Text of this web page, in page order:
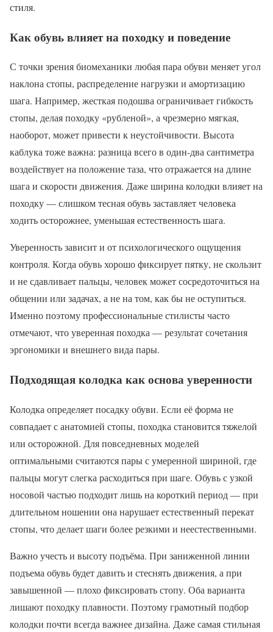
стиля.
Как обувь влияет на походку и поведение
С точки зрения биомеханики любая пара обуви меняет угол
наклона стопы, распределение нагрузки и амортизацию
шага. Например, жесткая подошва ограничивает гибкость
стопы, делая походку «рубленой», а чрезмерно мягкая,
наоборот, может привести к неустойчивости. Высота
каблука тоже важна: разница всего в один-два сантиметра
воздействует на положение таза, что отражается на длине
шага и скорости движения. Даже ширина колодки влияет на
походку — слишком тесная обувь заставляет человека
ходить осторожнее, уменьшая естественность шага.
Уверенность зависит и от психологического ощущения
контроля. Когда обувь хорошо фиксирует пятку, не скользит
и не сдавливает пальцы, человек может сосредоточиться на
общении или задачах, а не на том, как бы не оступиться.
Именно поэтому профессиональные стилисты часто
отмечают, что уверенная походка — результат сочетания
эргономики и внешнего вида пары.
Подходящая колодка как основа уверенности
Колодка определяет посадку обуви. Если её форма не
совпадает с анатомией стопы, походка становится тяжелой
или осторожной. Для повседневных моделей
оптимальными считаются пары с умеренной шириной, где
пальцы могут слегка расходиться при шаге. Обувь с узкой
носовой частью подходит лишь на короткий период — при
длительном ношении она нарушает естественный перекат
стопы, что делает шаги более резкими и неестественными.
Важно учесть и высоту подъёма. При заниженной линии
подъема обувь будет давить и стеснять движения, а при
завышенной — плохо фиксировать стопу. Оба варианта
лишают походку плавности. Поэтому грамотный подбор
колодки почти всегда важнее дизайна. Даже самая стильная